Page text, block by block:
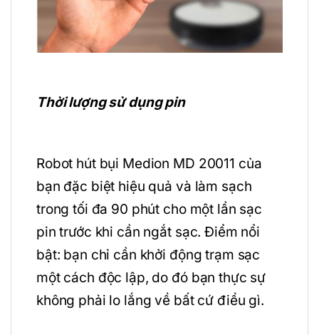
Thời lượng sử dụng pin
Robot hút bụi Medion MD 20011 của
bạn đặc biệt hiệu quả và làm sạch
trong tối đa 90 phút cho một lần sạc
pin trước khi cần ngắt sạc. Điểm nổi
bật: bạn chỉ cần khởi động trạm sạc
một cách độc lập, do đó bạn thực sự
không phải lo lắng về bất cứ điều gì.